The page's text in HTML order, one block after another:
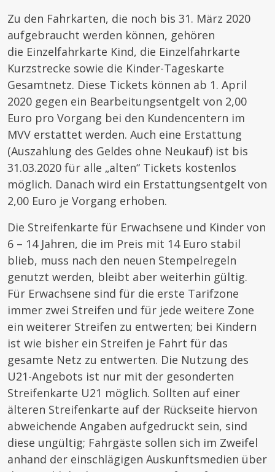
Zu den Fahrkarten, die noch bis 31. März 2020
aufgebraucht werden können, gehören
die Einzelfahrkarte Kind, die Einzelfahrkarte
Kurzstrecke sowie die Kinder-Tageskarte
Gesamtnetz. Diese Tickets können ab 1. April
2020 gegen ein Bearbeitungsentgelt von 2,00
Euro pro Vorgang bei den Kundencentern im
MVV erstattet werden. Auch eine Erstattung
(Auszahlung des Geldes ohne Neukauf) ist bis
31.03.2020 für alle „alten“ Tickets kostenlos
möglich. Danach wird ein Erstattungsentgelt von
2,00 Euro je Vorgang erhoben.
Die Streifenkarte für Erwachsene und Kinder von
6 – 14 Jahren, die im Preis mit 14 Euro stabil
blieb, muss nach den neuen Stempelregeln
genutzt werden, bleibt aber weiterhin gültig.
Für Erwachsene sind für die erste Tarifzone
immer zwei Streifen und für jede weitere Zone
ein weiterer Streifen zu entwerten; bei Kindern
ist wie bisher ein Streifen je Fahrt für das
gesamte Netz zu entwerten. Die Nutzung des
U21-Angebots ist nur mit der gesonderten
Streifenkarte U21 möglich. Sollten auf einer
älteren Streifenkarte auf der Rückseite hiervon
abweichende Angaben aufgedruckt sein, sind
diese ungültig; Fahrgäste sollen sich im Zweifel
anhand der einschlägigen Auskunftsmedien über